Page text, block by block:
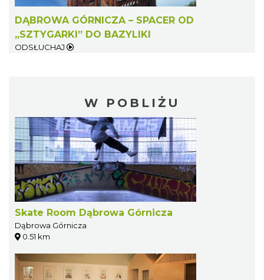
DĄBROWA GÓRNICZA – SPACER OD
„SZTYGARKI” DO BAZYLIKI
ODSŁUCHAJ
W POBLIŻU
Skate Room Dąbrowa Górnicza
Dąbrowa Górnicza
0.51 km